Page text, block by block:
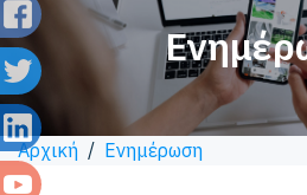
Αρχική / Ενημέρωση